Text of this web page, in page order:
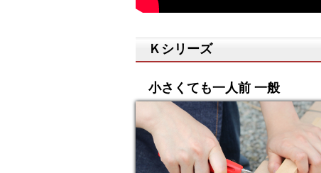
Ｋシリーズ
小さくても一人前 一般